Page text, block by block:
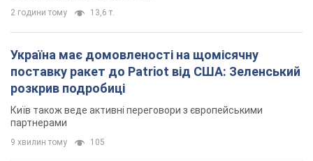
2 години тому 13,6 т.
Україна має домовленості на щомісячну
поставку ракет до Patriot від США: Зеленський
розкрив подробиці
Київ також веде активні переговори з європейськими
партнерами
9 хвилин тому 105